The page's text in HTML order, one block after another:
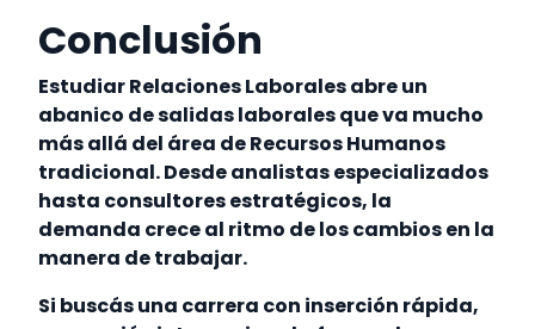
Conclusión
Estudiar Relaciones Laborales abre un
abanico de salidas laborales que va mucho
más allá del área de Recursos Humanos
tradicional. Desde analistas especializados
hasta consultores estratégicos, la
demanda crece al ritmo de los cambios en la
manera de trabajar.
Si buscás una carrera con inserción rápida,